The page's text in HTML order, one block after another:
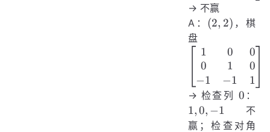
→ 不赢
A： (2,2)
(2, 2) ，棋
盘
1
0
−1
0
1
−1
0
0
1
→ 检查列 0
0 ：
1,0, −1
不
赢；检查对角